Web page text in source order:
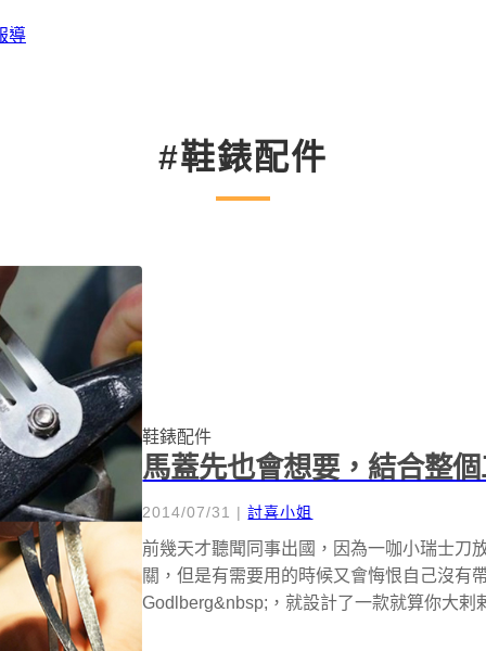
導
#鞋錶配件
鞋錶配件
馬蓋先也會想要，結合整
2014/07/31 |討喜小姐
前幾天才聽聞同事出國，因為一咖小瑞士刀
關，但是有需要用的時候又會悔恨自己沒有
Godlberg&nbsp;，就設計了一款就算你大剌